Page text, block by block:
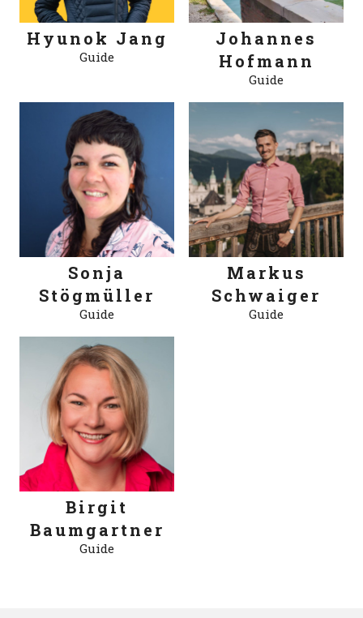
Hyunok Jang
Guide
Johannes
Hofmann
Guide
Sonja
Stögmüller
Guide
Markus
Schwaiger
Guide
Birgit
Baumgartner
Guide